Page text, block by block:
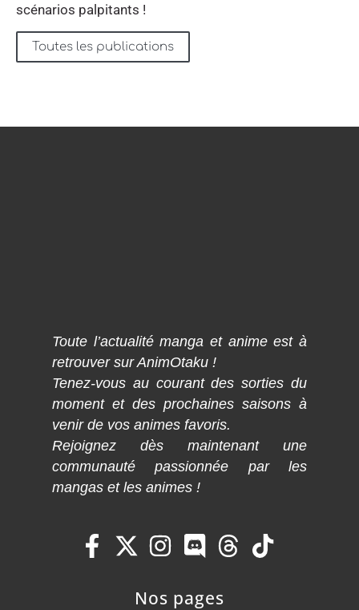
scénarios palpitants !
Toutes les publications
Toute l’actualité manga et anime est à
retrouver sur AnimOtaku !
Tenez-vous au courant des sorties du
moment et des prochaines saisons à
venir de vos animes favoris.
Rejoignez dès maintenant une
communauté passionnée par les
mangas et les animes !
Nos pages